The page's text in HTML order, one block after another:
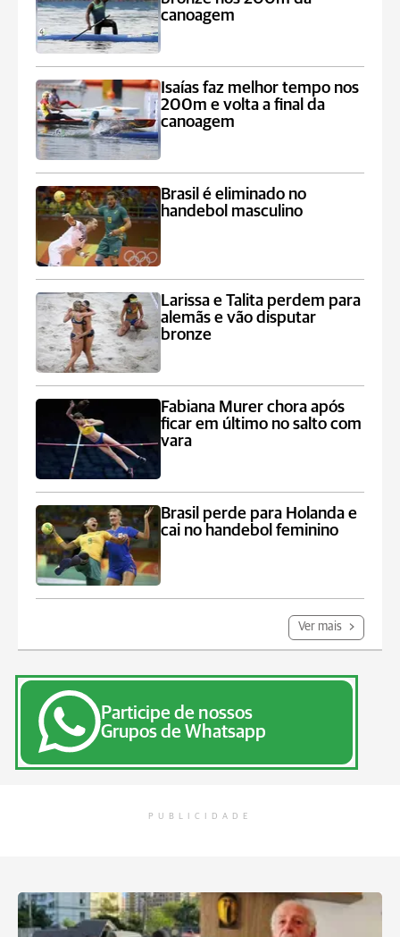
canoagem
Isaías faz melhor tempo nos
200m e volta a final da
canoagem
Brasil é eliminado no
handebol masculino
Larissa e Talita perdem para
alemãs e vão disputar
bronze
Fabiana Murer chora após
ficar em último no salto com
vara
Brasil perde para Holanda e
cai no handebol feminino
Ver mais
Participe de nossos
Grupos de Whatsapp
PUBLICIDADE